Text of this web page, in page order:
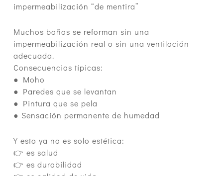
impermeabilización “de mentira”
Muchos baños se reforman sin una
impermeabilización real o sin una ventilación
adecuada.
Consecuencias típicas:
● Moho
● Paredes que se levantan
● Pintura que se pela
● Sensación permanente de humedad
Y esto ya no es solo estética:
👉 es salud
👉 es durabilidad